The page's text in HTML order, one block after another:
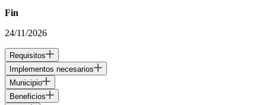
Fin
24/11/2026
Requisitos
Implementos necesarios
Municipio
Beneficios